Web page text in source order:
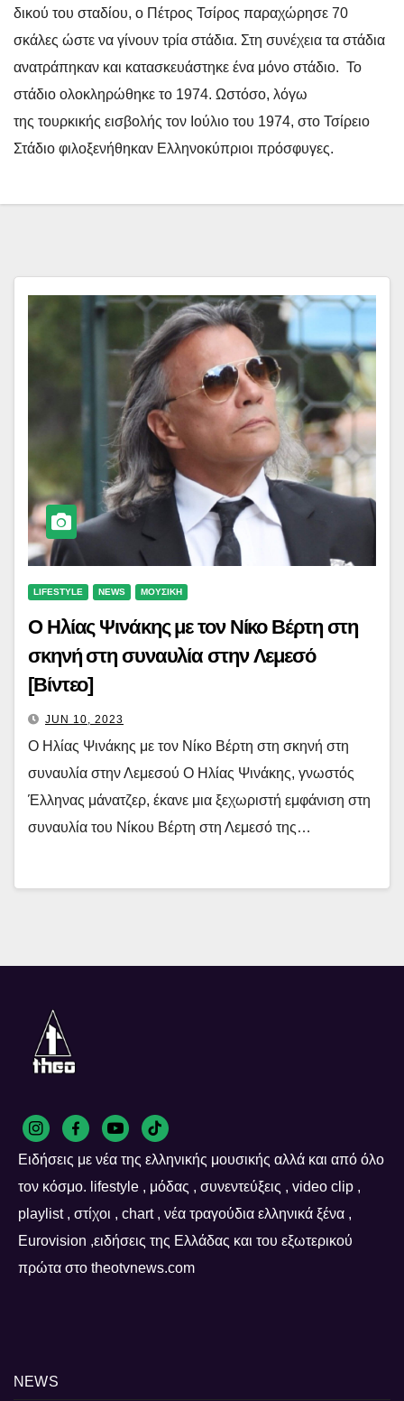
δικού του σταδίου, ο Πέτρος Τσίρος παραχώρησε 70
σκάλες ώστε να γίνουν τρία στάδια. Στη συνέχεια τα στάδια
ανατράπηκαν και κατασκευάστηκε ένα μόνο στάδιο. Το
στάδιο ολοκληρώθηκε το 1974. Ωστόσο, λόγω
της τουρκικής εισβολής τον Ιούλιο του 1974, στο Τσίρειο
Στάδιο φιλοξενήθηκαν Ελληνοκύπριοι πρόσφυγες.
LIFESTYLE NEWS ΜΟΥΣΙΚΗ
Ο Ηλίας Ψινάκης με τον Νίκο Βέρτη στη
σκηνή στη συναυλία στην Λεμεσό
[Βίντεο]
JUN 10, 2023
Ο Ηλίας Ψινάκης με τον Νίκο Βέρτη στη σκηνή στη
συναυλία στην Λεμεσού Ο Ηλίας Ψινάκης, γνωστός
Έλληνας μάνατζερ, έκανε μια ξεχωριστή εμφάνιση στη
συναυλία του Νίκου Βέρτη στη Λεμεσό της…
Ειδήσεις με νέα της ελληνικής μουσικής αλλά και από όλο
τον κόσμο. lifestyle , μόδας , συνεντεύξεις , video clip ,
playlist , στίχοι , chart , νέα τραγούδια ελληνικά ξένα ,
Eurovision ,ειδήσεις της Ελλάδας και του εξωτερικού
πρώτα στο theotvnews.com
NEWS